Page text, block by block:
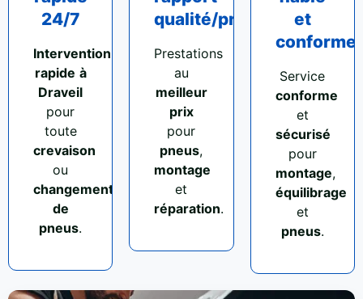
24/7
Intervention
rapide à
Draveil
pour
toute
crevaison
ou
changement
de
pneus.
qualité/prix
Prestations
au
meilleur
prix
pour
pneus,
montage
et
réparation.
et
conforme
Service
conforme
et
sécurisé
pour
montage,
équilibrage
et
pneus.